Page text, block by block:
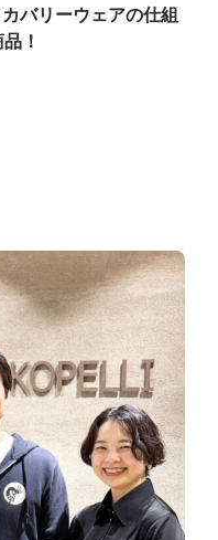
バリーウェアの仕組
！